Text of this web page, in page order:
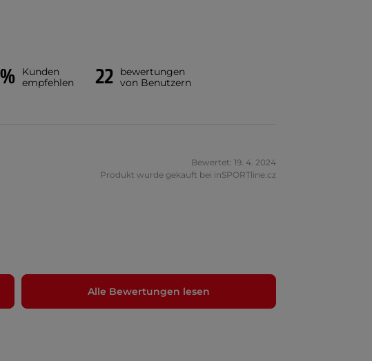
Kunden
empfehlen
22
bewertungen
von Benutzern
Bewertet: 19. 4. 2024
Produkt wurde gekauft bei inSPORTline.cz
Alle Bewertungen lesen